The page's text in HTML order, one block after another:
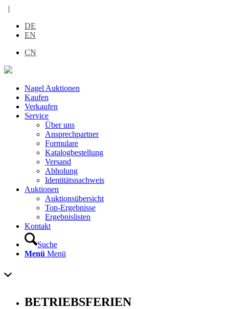
|
DE
EN
CN
Nagel Auktionen
Kaufen
Verkaufen
Service
Über uns
Ansprechpartner
Formulare
Katalogbestellung
Versand
Abholung
Identitätsnachweis
Auktionen
Auktionsübersicht
Top-Ergebnisse
Ergebnislisten
Kontakt
Suche
Menü Menü
BETRIEBSFERIEN